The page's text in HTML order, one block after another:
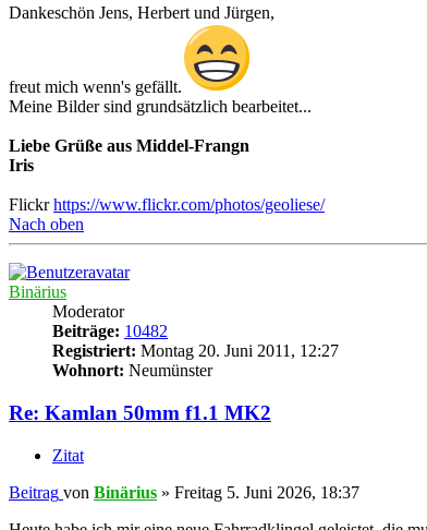
Dankeschön Jens, Herbert und Jürgen,
freut mich wenn's gefällt.
Meine Bilder sind grundsätzlich bearbeitet...
Liebe Grüße aus Middel-Frangn
Iris
Flickrhttps://www.flickr.com/photos/geoliese/
Nach oben
Binärius
Moderator
Beiträge: 10482
Registriert: Montag 20. Juni 2011, 12:27
Wohnort: Neumünster
Re: Kamlan 50mm f1.1 MK2
Zitat
Beitrag von Binärius » Freitag 5. Juni 2026, 18:37